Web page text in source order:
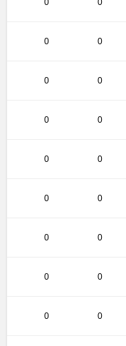
0
0
0
0
0
0
0
0
0
0
0
0
0
0
0
0